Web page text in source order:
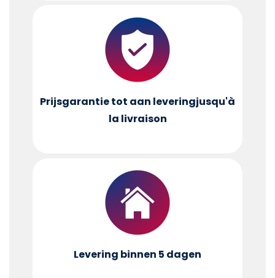
Prijsgarantie tot aan leveringjusqu'à
la livraison
Levering binnen 5 dagen